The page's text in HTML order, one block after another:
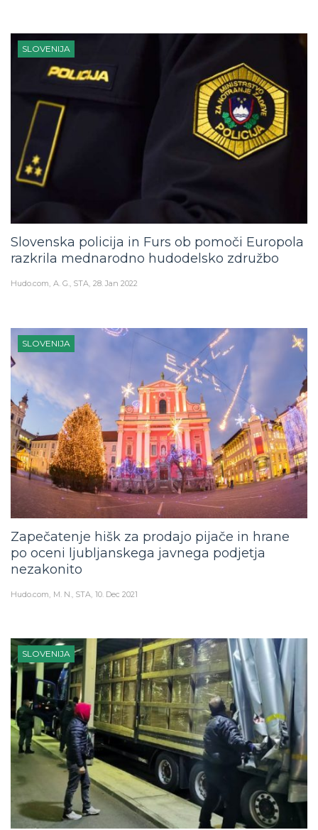
SLOVENIJA
Slovenska policija in Furs ob pomoči Europola
razkrila mednarodno hudodelsko združbo
Hudo.com A. G., STA 28. Jan 2022
SLOVENIJA
Zapečatenje hišk za prodajo pijače in hrane
po oceni ljubljanskega javnega podjetja
nezakonito
Hudo.com M. N., STA 10. Dec 2021
SLOVENIJA